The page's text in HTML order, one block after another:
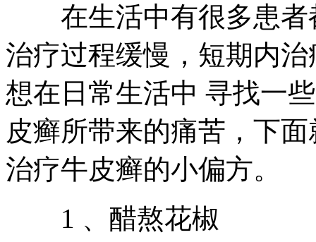
在生活中有很多患者
治疗过程缓慢，短期内
想在日常生活中 寻找一
皮癣所带来的痛苦，下
治疗牛皮癣的小偏方。
1 、醋熬花椒